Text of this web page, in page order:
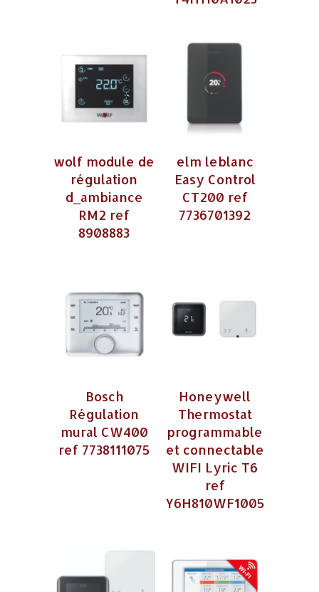
wolf module de
régulation
d_ambiance
RM2 ref
8908883
elm leblanc
Easy Control
CT200 ref
7736701392
Bosch
Régulation
mural CW400
ref 7738111075
Honeywell
Thermostat
programmable
et connectable
WIFI Lyric T6
ref
Y6H810WF1005